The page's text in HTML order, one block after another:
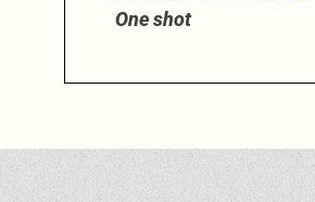
One shot